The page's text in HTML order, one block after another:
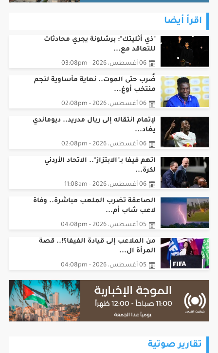
اقرأ أيضا
"ذي أثليتك": برشلونة يجري محادثات
للتعاقد مع...
06 أغسطس، 2026 - 03:08pm
ضُرب حتى الموت.. نهاية مأساوية لنجم
منتخب أوغ...
06 أغسطس، 2026 - 02:08pm
لإتمام انتقاله إلى ريال مدريد.. ديوماندي
يغاد...
06 أغسطس، 2026 - 02:08pm
اتهم فيفا بـ"الابتزاز".. الاتحاد الأردني
لكرة...
06 أغسطس، 2026 - 11:08am
الصاعقة تضرب الملعب مباشرة.. وفاة
لاعب شاب أم...
05 أغسطس، 2026 - 04:08pm
من الملاعب إلى قيادة الفيفا؟!.. قصة
المرأة ال...
05 أغسطس، 2026 - 04:08pm
تقارير صوتية